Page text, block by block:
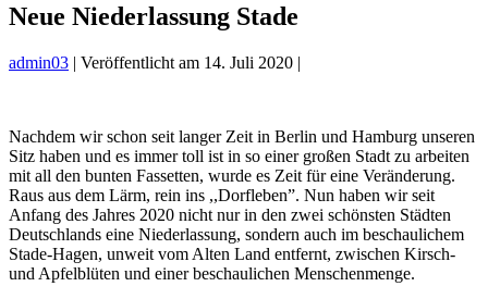
Neue Niederlassung Stade
admin03 | Veröffentlicht am 14. Juli 2020 |
Nachdem wir schon seit langer Zeit in Berlin und Hamburg unseren
Sitz haben und es immer toll ist in so einer großen Stadt zu arbeiten
mit all den bunten Fassetten, wurde es Zeit für eine Veränderung.
Raus aus dem Lärm, rein ins ,,Dorfleben”. Nun haben wir seit
Anfang des Jahres 2020 nicht nur in den zwei schönsten Städten
Deutschlands eine Niederlassung, sondern auch im beschaulichem
Stade-Hagen, unweit vom Alten Land entfernt, zwischen Kirsch-
und Apfelblüten und einer beschaulichen Menschenmenge.